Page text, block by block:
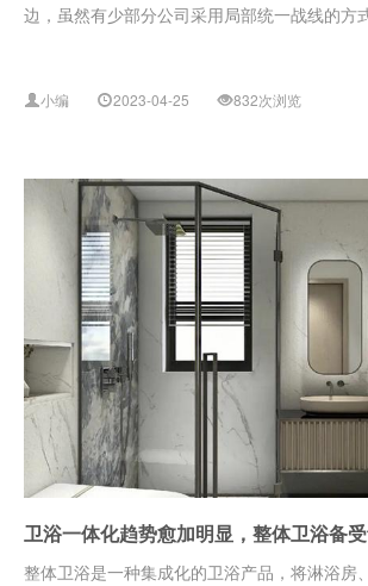
边，虽然有少部分公司采用局部统一战线的
小编 2023-04-25 832次浏览
卫浴一体化趋势愈加明显，整体卫浴备受
整体卫浴是一种集成化的卫浴产品，将淋浴